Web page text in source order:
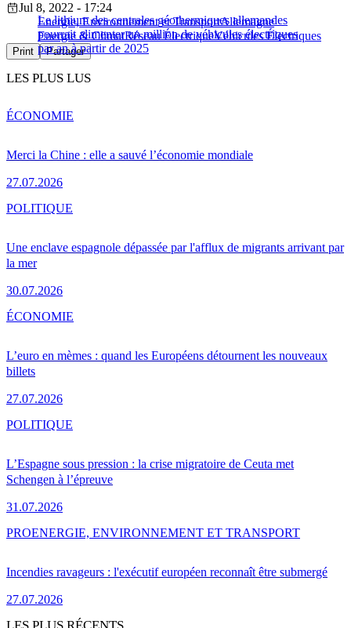
Le lithium des centrales géothermiques allemandes
pourrait alimenter un million de véhicules électriques
par an à partir de 2025
Jul 8, 2022 - 17:24
Energie, Environnement et TransportAllemagne
Energie & ClimatRéseau ÉlectriqueVéhicules Électriques
Print Partager
LES PLUS LUS
Merci la Chine : elle a sauvé l’économie mondiale
27.07.2026
ÉCONOMIE
Une enclave espagnole dépassée par l'afflux de migrants arrivant par
la mer
30.07.2026
POLITIQUE
L’euro en mèmes : quand les Européens détournent les nouveaux
billets
27.07.2026
ÉCONOMIE
L’Espagne sous pression : la crise migratoire de Ceuta met
Schengen à l’épreuve
31.07.2026
POLITIQUE
Incendies ravageurs : l'exécutif européen reconnaît être submergé
27.07.2026
PROENERGIE, ENVIRONNEMENT ET TRANSPORT